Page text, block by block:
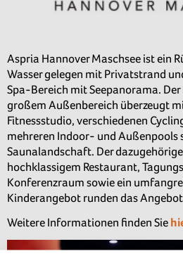
Aspria Hannover Maschsee ist ein
Wasser gelegen mit Privatstrand
Spa-Bereich mit Seepanorama.
großem Außenbereich überzeugt
Fitnessstudio, verschiedenen
mehreren Indoor- und Außenpools
Saunalandschaft. Der
hochklassigem Restaurant,
Konferenzraum sowie ein
Kinderangebot runden das
Weitere Informationen finden Sie